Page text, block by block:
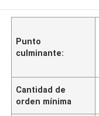
Punto
culminante:
Cantidad de
orden mínima